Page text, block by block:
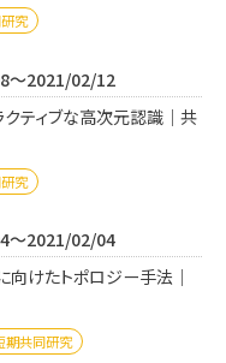
究
～2021/02/12
クティブな高次元認識｜共
究
～2021/02/04
けたトポロジー手法｜
期共同研究